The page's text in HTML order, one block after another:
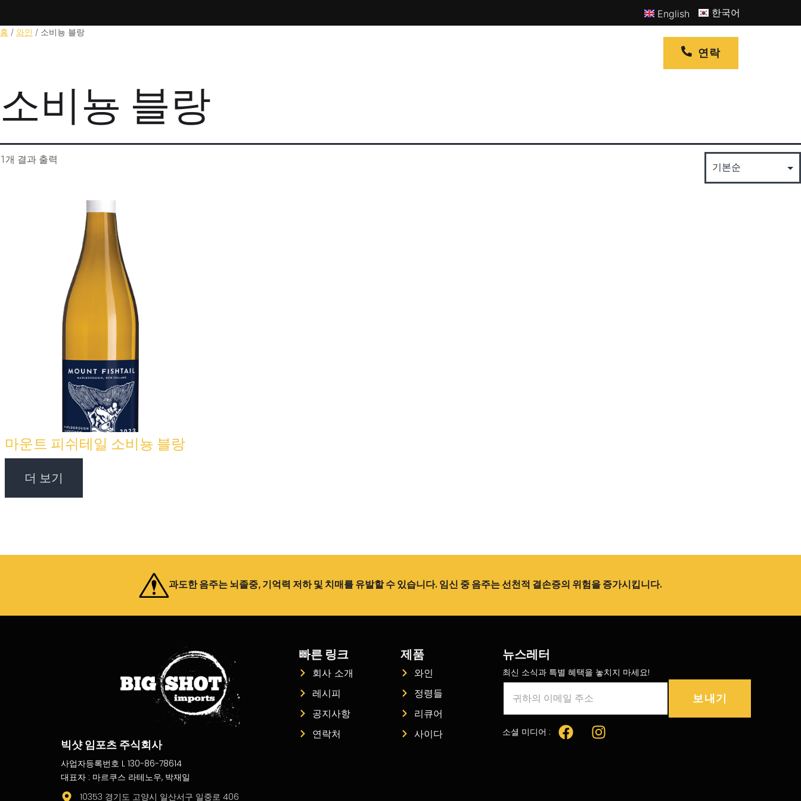
English 한국어
연락
홈 / 와인 / 소비뇽 블랑
소비뇽 블랑
1개 결과 출력
마운트 피쉬테일 소비뇽 블랑
더 보기
과도한 음주는 뇌졸중, 기억력 저하 및 치매를 유발할 수 있습니다. 임신 중 음주는 선천적 결손증의 위험을 증가시킵니다.
빅샷 임포츠 주식회사
사업자등록번호 L 130-86-78614
대표자 : 마르쿠스 라테노우, 박재일
10353 경기도 고양시 일산서구 일중로 406
빠른 링크
회사 소개
레시피
공지사항
연락처
제품
와인
정령들
리큐어
사이다
뉴스레터
최신 소식과 특별 혜택을 놓치지 마세요!
보내기
소셜 미디어 :